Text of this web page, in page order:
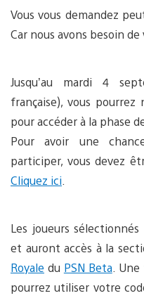
Vous vous demandez
Car nous avons besoin de
Jusqu’au mardi 4
française), vous pourrez
pour accéder à la phase
Pour avoir une
participer, vous devez
Cliquez ici
Les joueurs
et auront accès à la
Royale du PSN Beta. Une
pourrez utiliser votre